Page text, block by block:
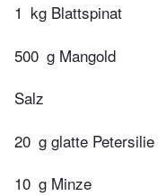
1 kg Blattspinat
500 g Mangold
Salz
20 g glatte Petersilie
10 g Minze